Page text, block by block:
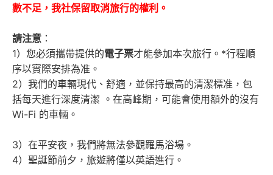
數不足，我社保留取消旅行的權利。
請注意 ：
1）您必須攜帶提供的電子票才能參加本次旅行。*行程順
序以實際安排為准。
2）我們的車輛現代、舒適，並保持最高的清潔標准，包
括每天進行深度清潔 。在高峰期，可能會使用額外的沒有
Wi-Fi 的車輛。
3）在平安夜，我們將無法參觀羅馬浴場。
4）聖誕節前夕，旅遊將僅以英語進行。